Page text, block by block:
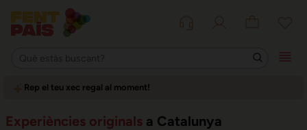
Rep el teu xec regal al moment!
Experiències originals a Catalunya